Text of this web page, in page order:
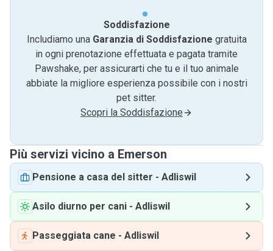
Soddisfazione
Includiamo una Garanzia di Soddisfazione gratuita
in ogni prenotazione effettuata e pagata tramite
Pawshake, per assicurarti che tu e il tuo animale
abbiate la migliore esperienza possibile con i nostri
pet sitter.
Scopri la Soddisfazione
Più servizi vicino a Emerson
Pensione a casa del sitter - Adliswil
Asilo diurno per cani - Adliswil
Passeggiata cane - Adliswil